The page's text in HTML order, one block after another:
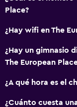
Terraza/patio
Comedor
Nevera
Almuerzos para
Place?
¿Hay wifi en The
¿Hay un gimnasio
The European
¿A qué hora es el
¿Cuánto cuesta